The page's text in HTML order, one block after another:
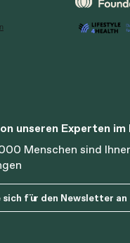
unseren Experten
Menschen sind
sich für den Newsletter an